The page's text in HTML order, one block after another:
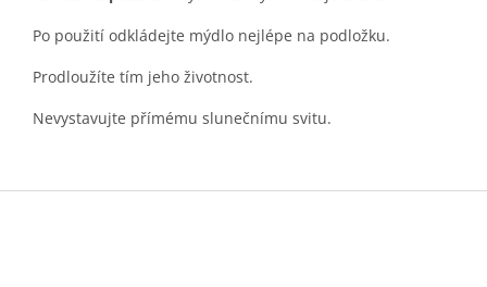
Po použití odkládejte mýdlo nejlépe na podložku.
Prodloužíte tím jeho životnost.
Nevystavujte přímému slunečnímu svitu.
Z